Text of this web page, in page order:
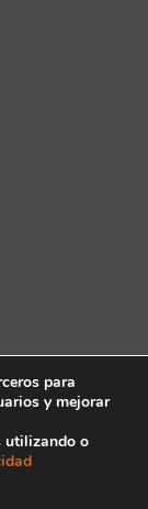
para
y mejorar
utilizando o